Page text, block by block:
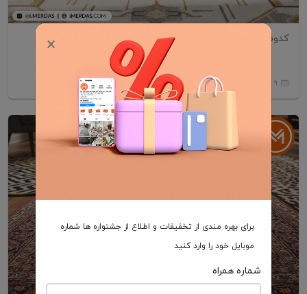
کدوم فرش برای خونه‌های امروزی بهتره؟
9 اسفند 1404
×
برای بهره مندی از تخفیفات و اطلاع از جشنواره ها شماره
موبایل خود را وارد کنید
شماره همراه